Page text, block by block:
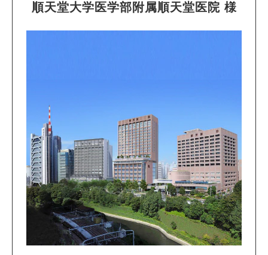
順天堂大学医学部附属順天堂医院 様